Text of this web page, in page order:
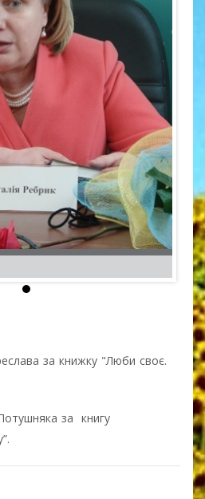
за книжку "Люби своє.
за книгу